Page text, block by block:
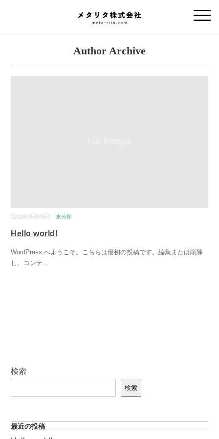
Author Archive
2022年05月05日｜未分類
Hello world!
WordPress へようこそ。こちらは最初の投稿です。編集または削除
し、コンテ
検索
検索
最近の投稿